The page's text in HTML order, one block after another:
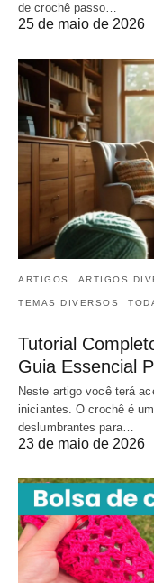
de crochê passo…
25 de maio de 2026
ARTIGOS ARTIGOS
TEMAS DIVERSOS
Tutorial
Guia Essencial
Neste artigo você terá
iniciantes. O crochê é
deslumbrantes para…
23 de maio de 2026